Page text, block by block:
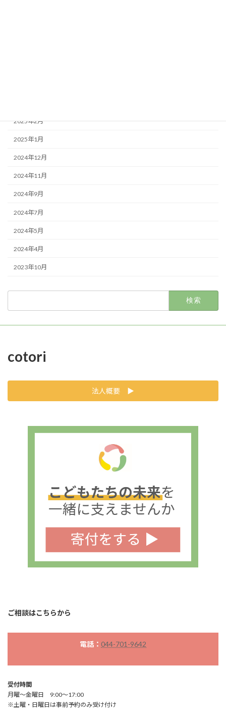
2025年2月
2025年1月
2024年12月
2024年11月
2024年9月
2024年7月
2024年5月
2024年4月
2023年10月
cotori
法人概要 ▶
ご相談はこちらから
電話： 044-701-9642
受付時間
月曜～金曜日 9:00～17:00
※土曜・日曜日は事前予約のみ受け付け